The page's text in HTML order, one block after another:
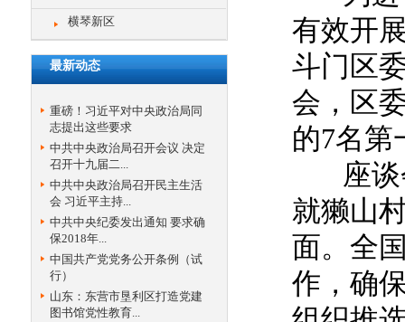
横琴新区
最新动态
重磅！习近平对中央政治局同
志提出这些要求
中共中央政治局召开会议 决定
召开十九届二...
中共中央政治局召开民主生活
会 习近平主持...
中共中央纪委发出通知 要求确
保2018年...
中国共产党党务公开条例（试
行）
山东：东营市垦利区打造党建
图书馆党性教育...
有效开
斗门区
会，区
的7名第
座谈
就獭山
面。全
作，确